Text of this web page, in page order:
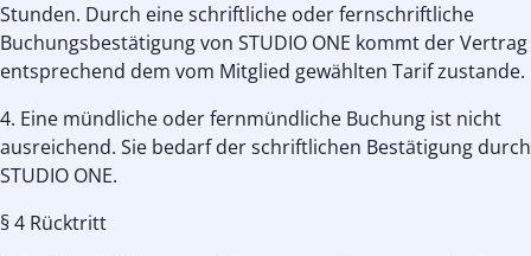
Stunden. Durch eine schriftliche oder fernschriftliche
Buchungsbestätigung von STUDIO ONE kommt der Vertrag
entsprechend dem vom Mitglied gewählten Tarif zustande.
4. Eine mündliche oder fernmündliche Buchung ist nicht
ausreichend. Sie bedarf der schriftlichen Bestätigung durch
STUDIO ONE.
§ 4 Rücktritt